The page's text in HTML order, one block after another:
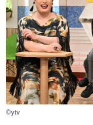
©ytv